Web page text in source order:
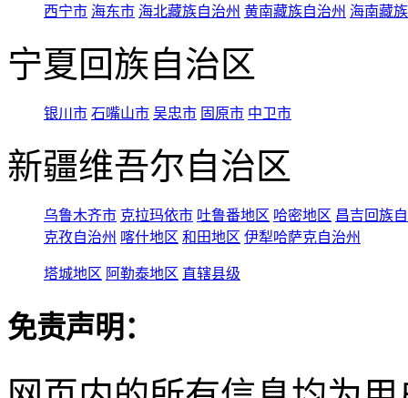
西宁市 海东市 海北藏族自治州 黄南藏族自治州 海南藏
宁夏回族自治区
银川市 石嘴山市 吴忠市 固原市 中卫市
新疆维吾尔自治区
乌鲁木齐市 克拉玛依市 吐鲁番地区 哈密地区 昌吉回族
克孜自治州 喀什地区 和田地区 伊犁哈萨克自治州
塔城地区 阿勒泰地区 直辖县级
免责声明：